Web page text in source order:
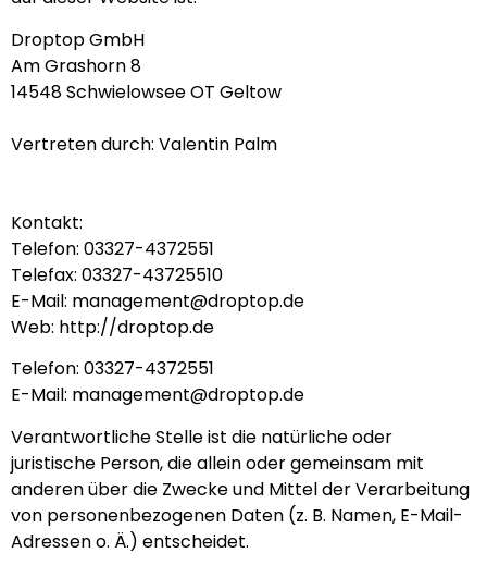
Droptop GmbH
Am Grashorn 8
14548 Schwielowsee OT Geltow
Vertreten durch: Valentin Palm
Kontakt:
Telefon: 03327-4372551
Telefax: 03327-43725510
E-Mail: management@droptop.de
Web: http://droptop.de
Telefon: 03327-4372551
E-Mail: management@droptop.de
Verantwortliche Stelle ist die natürliche oder
juristische Person, die allein oder gemeinsam mit
anderen über die Zwecke und Mittel der Verarbeitung
von personenbezogenen Daten (z. B. Namen, E-Mail-
Adressen o. Ä.) entscheidet.